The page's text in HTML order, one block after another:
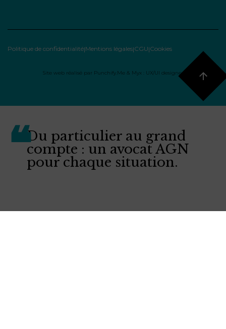
Politique de confidentialité Mentions légales CGU Cookies
Site web réalisé par Punchify.Me & Myx : UX/UI designer
Du particulier au grand
compte : un avocat AGN
pour chaque situation.